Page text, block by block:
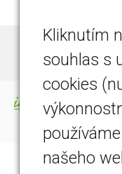
© 2026
-webové
u
Kliknutím
souhlas s
cookies
našeho